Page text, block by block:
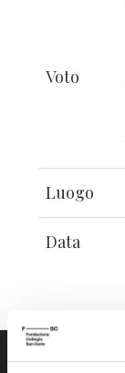
Voto
Luogo
Data